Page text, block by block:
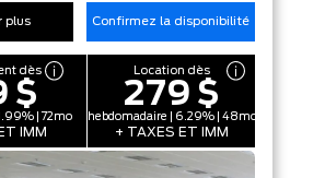
plus Confirmez la disponibilité
dès
$
| 72mo
IMM
Location dès
279 $
hebdomadaire | 6.29% | 48mo
+ TAXES ET IMM